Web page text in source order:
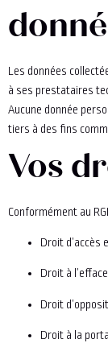
Les données
à ses prestataires
Aucune donnée
tiers à des fins
Vos
Conformément au
Droit d’accès
Droit à
Droit
Droit à la